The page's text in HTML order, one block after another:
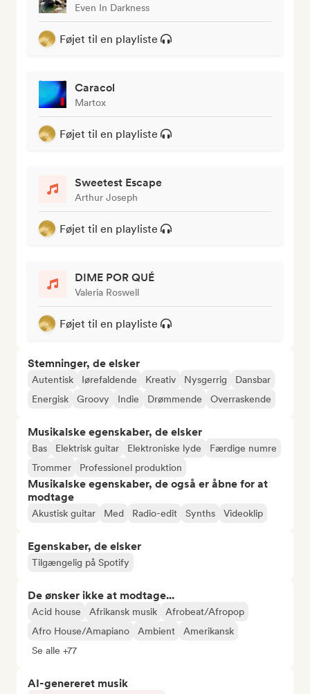
Even In Darkness
Føjet til en playliste
Caracol
Martox
Føjet til en playliste
Sweetest Escape
Arthur Joseph
Føjet til en playliste
DIME POR QUÉ
Valeria Roswell
Føjet til en playliste
Stemninger, de elsker
Autentisk Iørefaldende Kreativ Nysgerrig
Dansbar
Energisk
Groovy Indie Drømmende Overraskende
Musikalske egenskaber, de elsker
Bas Elektrisk guitar Elektroniske lyde
Færdige numre
Trommer
Professionel produktion
Musikalske egenskaber, de også er åbne for at
modtage
Akustisk guitar Med Radio-edit Synths Videoklip
Egenskaber, de elsker
Tilgængelig på Spotify
De ønsker ikke at modtage...
Acid house Afrikansk musik
Afrobeat/Afropop
Afro House/Amapiano
Ambient
Amerikansk
Se alle +77
AI-genereret musik